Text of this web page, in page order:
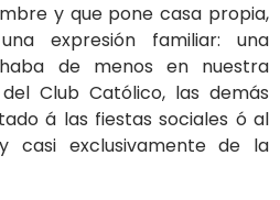
y que pone casa propia,
expresión familiar: una
de menos en nuestra
Club Católico, las demás
á las fiestas sociales ó al
casi exclusivamente de la